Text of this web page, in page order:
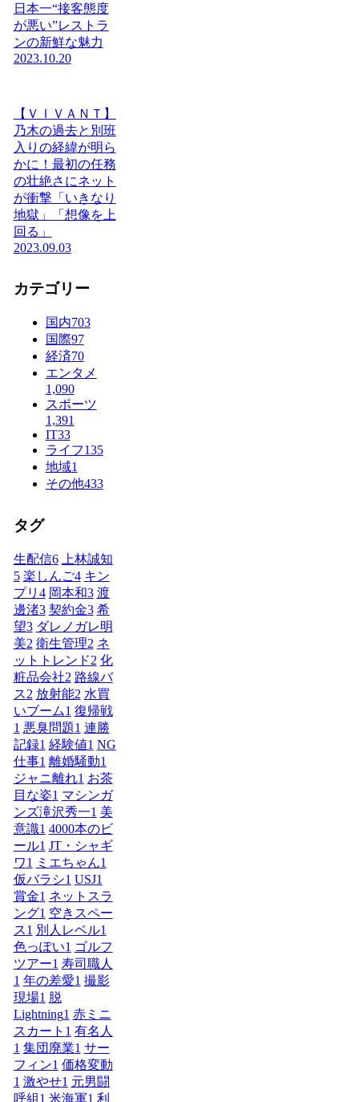
日本一“接客態度
が悪い”レストラ
ンの新鮮な魅力
2023.10.20
【ＶＩＶＡＮＴ】
乃木の過去と別班
入りの経緯が明ら
かに！最初の任務
の壮絶さにネット
が衝撃「いきなり
地獄」「想像を上
回る」
2023.09.03
カテゴリー
国内703
国際97
経済70
エンタメ
1,090
スポーツ
1,391
IT33
ライフ135
地域1
その他433
タグ
生配信6
上林誠知
5 楽しんご4 キン
プリ 4 岡本和3 渡
邊渚3 契約金3 希
望3 ダレノガレ明
美2 衛生管理2 ネ
ットトレンド2 化
粧品会社2 路線バ
ス2 放射能2 水買
いブーム1 復帰戦
1 悪臭問題1 連勝
記録1 経験値1 NG
仕事1 離婚騒動1
ジャニ離れ1 お茶
目な姿1 マシンガ
ンズ滝沢秀一1 美
意識1 4000本のビ
ール1 JT・シャギ
ワ1 ミエちゃん1
仮バラシ1 USJ1
賞金1 ネットスラ
ング1 空きスペー
ス1 別人レベル1
色っぽい1 ゴルフ
ツアー1 寿司職人
1 年の差愛1 撮影
現場1 脱
Lightning1 赤ミニ
スカート 1 有名人
1 集団廃業1 サー
フィン1 価格変動
1 激やせ1 元男闘
呼組1 米海軍1 利